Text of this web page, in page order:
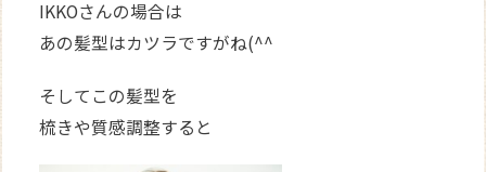
IKKOさんの場合は
あの髪型はカツラですがね(^^
そしてこの髪型を
梳きや質感調整すると